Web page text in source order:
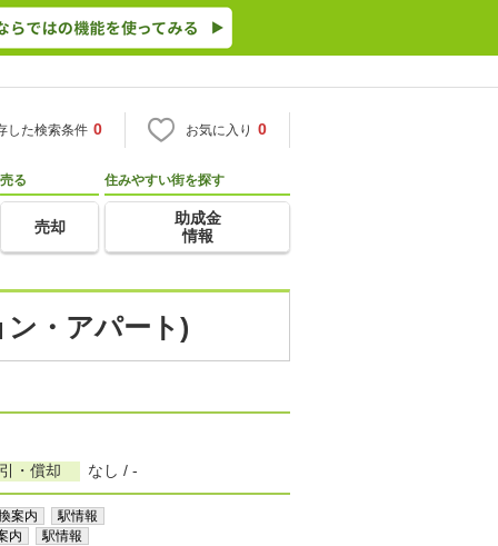
した検索条件 0 お気に入り 0
売る
売却
住みやすい街を探す
助成金
情報
・アパート)
・償却 なし / -
案内 駅情報
内 駅情報